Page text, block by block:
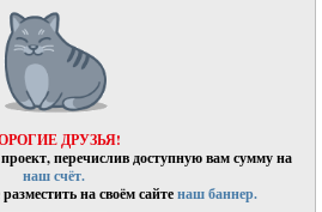
ДРУЗЬЯ!
перечислив доступную вам сумму на
наш счёт.
на своём сайтенаш баннер.